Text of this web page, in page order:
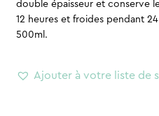
double épaisseur et conserve
12 heures et froides pendant
500ml.
Ajouter à votre liste de